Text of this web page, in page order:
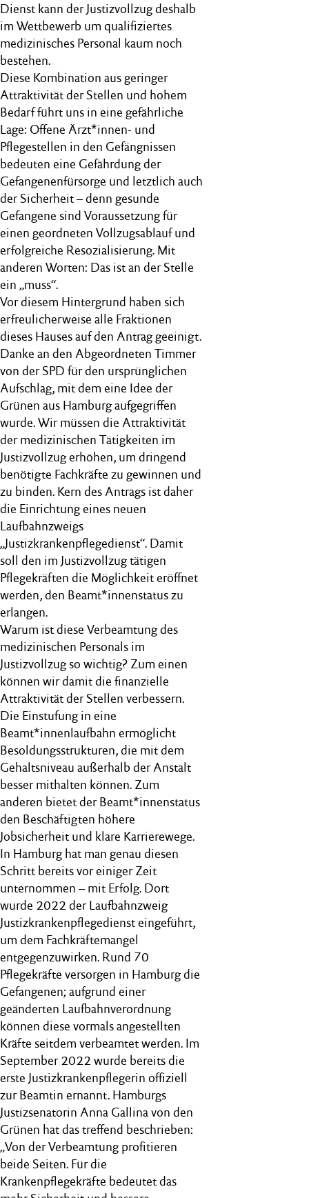
Dienst kann der Justizvollzug deshalb
im Wettbewerb um qualifiziertes
medizinisches Personal kaum noch
bestehen.
Diese Kombination aus geringer
Attraktivität der Stellen und hohem
Bedarf führt uns in eine gefährliche
Lage: Offene Ärzt*innen- und
Pflegestellen in den Gefängnissen
bedeuten eine Gefährdung der
Gefangenenfürsorge und letztlich auch
der Sicherheit – denn gesunde
Gefangene sind Voraussetzung für
einen geordneten Vollzugsablauf und
erfolgreiche Resozialisierung. Mit
anderen Worten: Das ist an der Stelle
ein „muss“.
Vor diesem Hintergrund haben sich
erfreulicherweise alle Fraktionen
dieses Hauses auf den Antrag geeinigt.
Danke an den Abgeordneten Timmer
von der SPD für den ursprünglichen
Aufschlag, mit dem eine Idee der
Grünen aus Hamburg aufgegriffen
wurde. Wir müssen die Attraktivität
der medizinischen Tätigkeiten im
Justizvollzug erhöhen, um dringend
benötigte Fachkräfte zu gewinnen und
zu binden. Kern des Antrags ist daher
die Einrichtung eines neuen
Laufbahnzweigs
„Justizkrankenpflegedienst“. Damit
soll den im Justizvollzug tätigen
Pflegekräften die Möglichkeit eröffnet
werden, den Beamt*innenstatus zu
erlangen.
Warum ist diese Verbeamtung des
medizinischen Personals im
Justizvollzug so wichtig? Zum einen
können wir damit die finanzielle
Attraktivität der Stellen verbessern.
Die Einstufung in eine
Beamt*innenlaufbahn ermöglicht
Besoldungsstrukturen, die mit dem
Gehaltsniveau außerhalb der Anstalt
besser mithalten können. Zum
anderen bietet der Beamt*innenstatus
den Beschäftigten höhere
Jobsicherheit und klare Karrierewege.
In Hamburg hat man genau diesen
Schritt bereits vor einiger Zeit
unternommen – mit Erfolg. Dort
wurde 2022 der Laufbahnzweig
Justizkrankenpflegedienst eingeführt,
um dem Fachkräftemangel
entgegenzuwirken. Rund 70
Pflegekräfte versorgen in Hamburg die
Gefangenen; aufgrund einer
geänderten Laufbahnverordnung
können diese vormals angestellten
Kräfte seitdem verbeamtet werden. Im
September 2022 wurde bereits die
erste Justizkrankenpflegerin offiziell
zur Beamtin ernannt. Hamburgs
Justizsenatorin Anna Gallina von den
Grünen hat das treffend beschrieben:
„Von der Verbeamtung profitieren
beide Seiten. Für die
Krankenpflegekräfte bedeutet das